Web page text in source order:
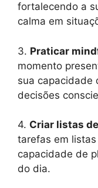
fortalecendo a
calma em
3. Praticar
momento
sua capacidade
decisões
4. Criar listas
tarefas em
capacidade de
do dia.